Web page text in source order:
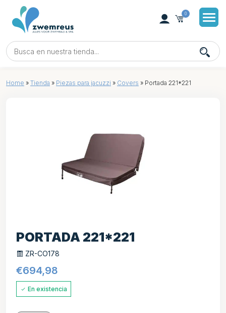
0
Home » Tienda » Piezas para jacuzzi » Covers » Portada 221*221
PORTADA 221*221
ZR-CO178
€694,98
En existencia